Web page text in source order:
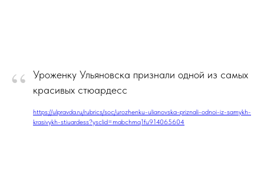
“
Уроженку Ульяновска признали одной из самых
красивых стюардесс
https://ulpravda.ru/rubrics/soc/urozhenku-ulianovska-priznali-odnoi-iz-samykh-
krasivykh-stiuardess?ysclid=mabchmq1fu914065604